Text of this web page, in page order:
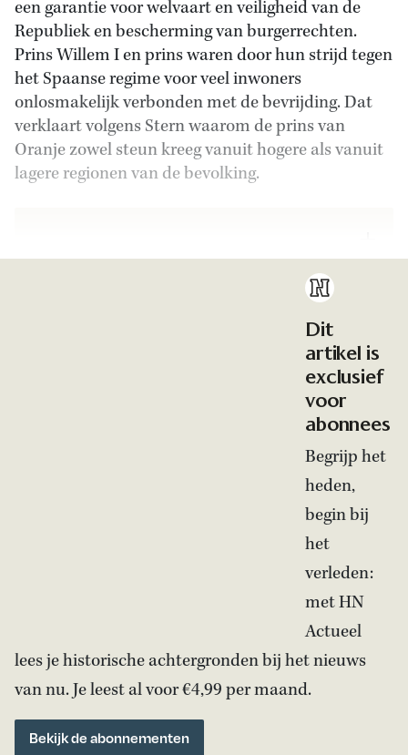
een garantie voor welvaart en veiligheid van de
Republiek en bescherming van burgerrechten.
Prins Willem I en prins waren door hun strijd tegen
het Spaanse regime voor veel inwoners
onlosmakelijk verbonden met de bevrijding. Dat
verklaart volgens Stern waarom de prins van
Oranje zowel steun kreeg vanuit hogere als vanuit
lagere regionen van de bevolking.
Dit
artikel is
exclusief
voor
abonnees
Begrijp het
heden,
begin bij
het
verleden:
met HN
Actueel
lees je historische achtergronden bij het nieuws
van nu. Je leest al voor €4,99 per maand.
Bekijk de abonnementen